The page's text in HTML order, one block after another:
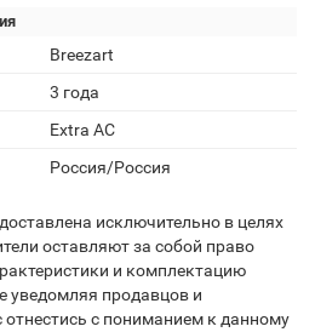
Breezart
3 года
Extra AC
Россия/Россия
исключительно в целях
оставляют за собой право
и комплектацию
уведомляя продавцов и
с пониманием к данному